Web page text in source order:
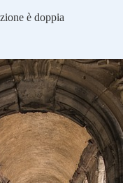
è doppia